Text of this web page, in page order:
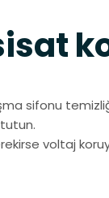
sifonu
voltaj